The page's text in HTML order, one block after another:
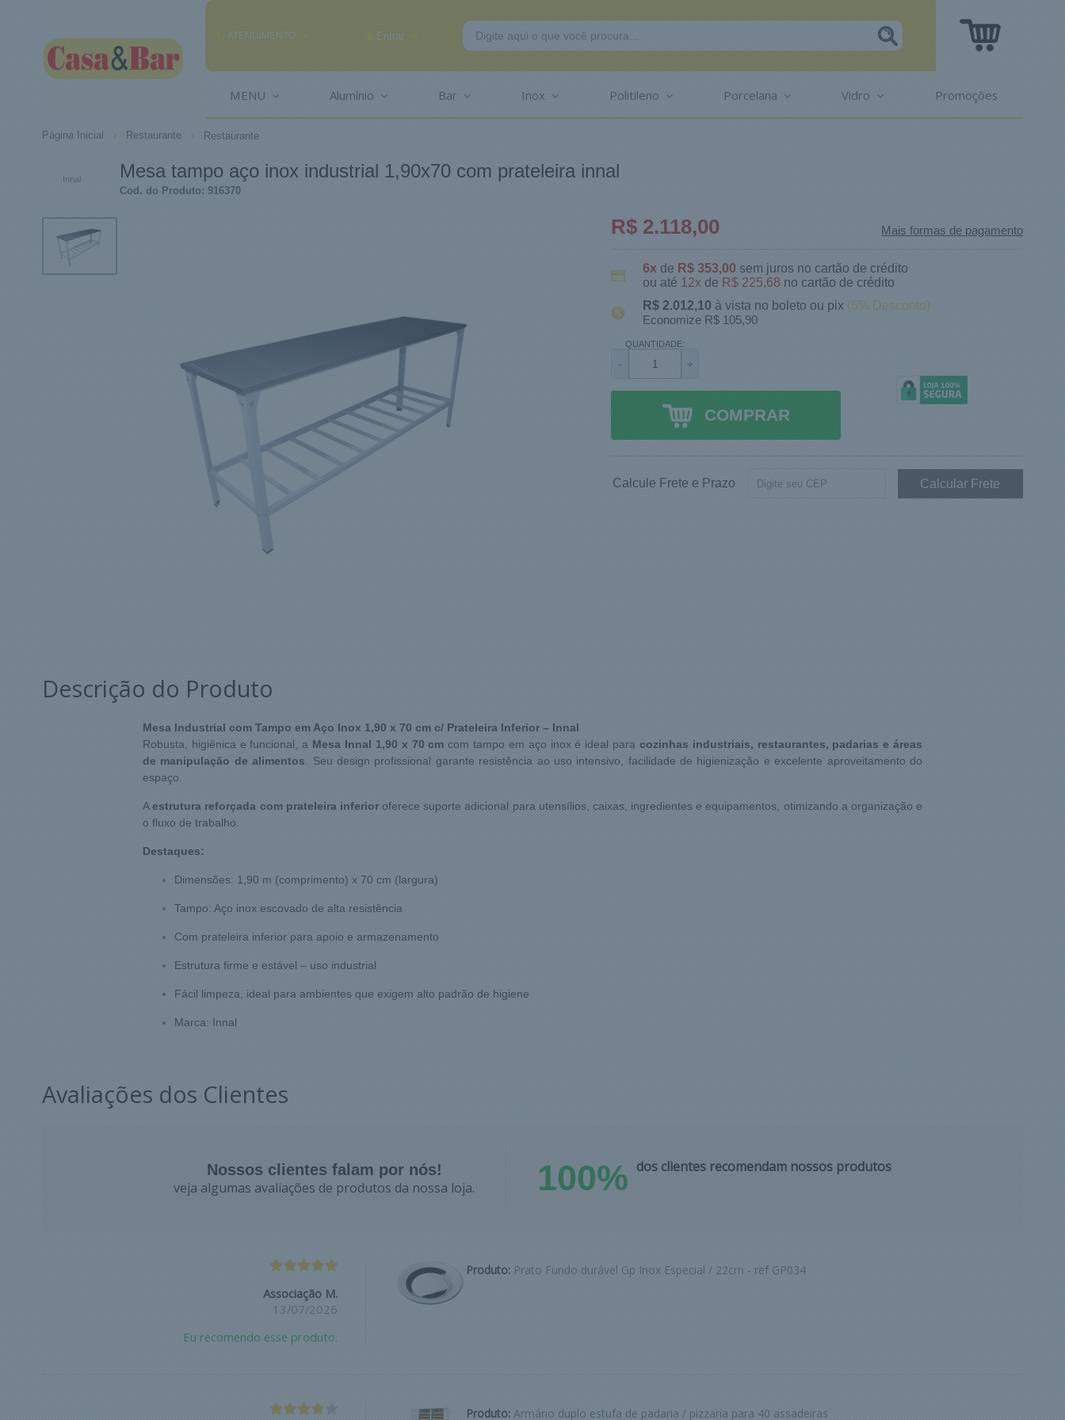
ATENDIMENTO
(85) 99291-2625
Entrar
MENU Alumínio Bar Inox Politileno Porcelana Vidro Promoções
Página Inicial Restaurante Restaurante
Innal Mesa tampo aço inox industrial 1,90x70 com prateleira innal
Cod. do Produto: 916370
R$ 2.118,00 Mais formas de pagamento
6x de R$ 353,00 sem juros no cartão de crédito
ou até 12x de R$ 225,68 no cartão de crédito
R$ 2.012,10à vista no boleto ou pix (5% Desconto)
Economize R$ 105,90
QUANTIDADE:
- +
COMPRAR
Calcule Frete e Prazo
Descrição do Produto
Mesa Industrial com Tampo em Aço Inox 1,90 x 70 cm c/ Prateleira Inferior – Innal
Robusta, higiênica e funcional, a Mesa Innal 1,90 x 70 cm com tampo em aço inox é ideal para cozinhas industriais, restaurantes, padarias e áreas
de manipulação de alimentos. Seu design profissional garante resistência ao uso intensivo, facilidade de higienização e excelente aproveitamento do
espaço.
Aestrutura reforçada com prateleira inferioroferece suporte adicional para utensílios, caixas, ingredientes e equipamentos, otimizando a organização e
o fluxo de trabalho.
Destaques:
Dimensões: 1,90 m (comprimento) x 70 cm (largura)
Tampo: Aço inox escovado de alta resistência
Com prateleira inferior para apoio e armazenamento
Estrutura firme e estável – uso industrial
Fácil limpeza, ideal para ambientes que exigem alto padrão de higiene
Marca: Innal
Avaliações dos Clientes
Nossos clientes falam por nós!
veja algumas avaliações de produtos da nossa loja.
100% dos clientes recomendam nossos produtos
Associação M.
13/07/2026
Eu recomendo esse produto.
Produto:Prato Fundo durável Gp Inox Especial / 22cm - ref GP034
Produto:Armário duplo estufa de padaria / pizzaria para 40 assadeiras